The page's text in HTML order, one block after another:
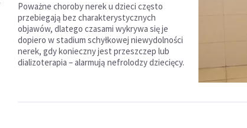
Poważne choroby nerek u dzieci często
przebiegają bez charakterystycznych
objawów, dlatego czasami wykrywa się je
dopiero w stadium schyłkowej niewydolności
nerek, gdy konieczny jest przeszczep lub
dializoterapia – alarmują nefrolodzy dziecięcy.